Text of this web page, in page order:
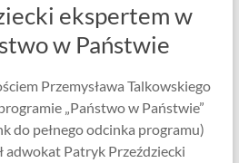
ekspertem w
w Państwie
Przemysława Talkowskiego
„Państwo w Państwie”
do pełnego odcinka programu)
adwokat Patryk Przeździecki